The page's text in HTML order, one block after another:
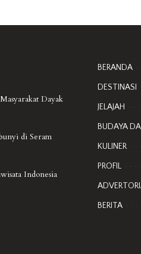
Dayak
di Seram
Indonesia
BERANDA
DESTINASI
JELAJAH
BUDAYA
KULINER
PROFIL
BERITA